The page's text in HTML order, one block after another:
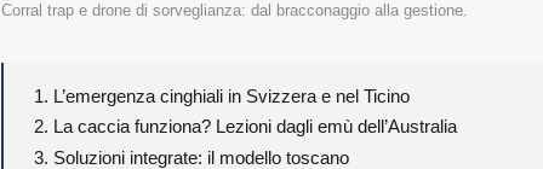
Corral trap e drone di sorveglianza: dal bracconaggio alla gestione.
L’emergenza cinghiali in Svizzera e nel Ticino
La caccia funziona? Lezioni dagli emù dell’Australia
Soluzioni integrate: il modello toscano